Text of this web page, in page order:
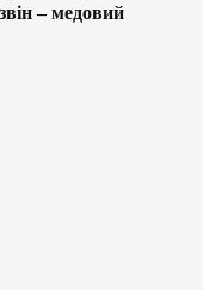
– медовий